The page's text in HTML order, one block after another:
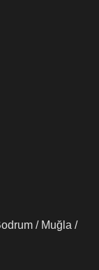
/ Muğla /